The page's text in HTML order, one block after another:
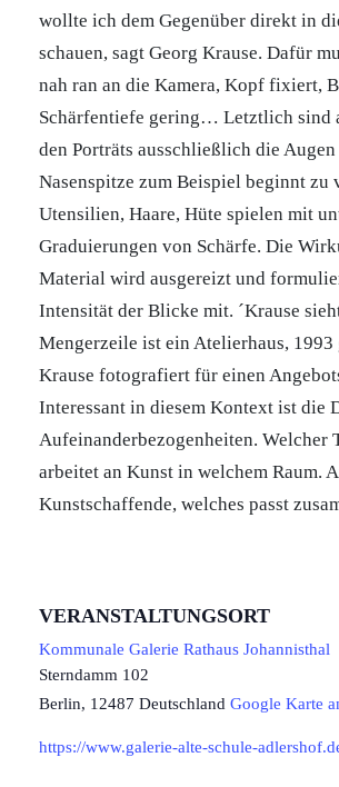
wollte ich dem Gegenüber direkt in
schauen, sagt Georg Krause. Dafür
nah ran an die Kamera, Kopf fixiert,
Schärfentiefe gering… Letztlich sind
den Porträts ausschließlich die
Nasenspitze zum Beispiel beginnt zu
Utensilien, Haare, Hüte spielen mit
Graduierungen von Schärfe. Die
Material wird ausgereizt und
Intensität der Blicke mit. ´Krause
Mengerzeile ist ein Atelierhaus, 1993
Krause fotografiert für einen
Interessant in diesem Kontext ist die
Aufeinanderbezogenheiten. Welcher
arbeitet an Kunst in welchem Raum.
Kunstschaffende, welches passt
VERANSTALTUNGSORT
Kommunale Galerie Rathaus Johannisthal
Sterndamm 102
Berlin, 12487 Deutschland Google Karte
https://www.galerie-alte-schule-